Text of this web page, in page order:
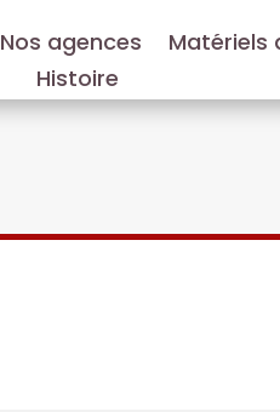
Nos agences
Matériels
Histoire